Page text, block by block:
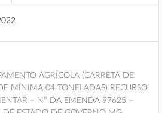
AGRÍCOLA (CARRETA DE
MÍNIMA 04 TONELADAS) RECURSO
– N° DA EMENDA 97625 –